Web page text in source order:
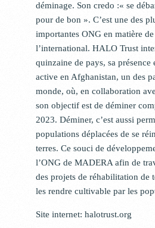
déminage. Son credo :« se
pour de bon ». C’est une des
importantes ONG en matière
l’international. HALO Trust
quinzaine de pays, sa présence
active en Afghanistan, un des
monde, où, en collaboration
son objectif est de déminer
2023. Déminer, c’est aussi
populations déplacées de se
terres. Ce souci de
l’ONG de MADERA afin de
des projets de réhabilitation de
les rendre cultivable par les
Site internet: halotrust.org